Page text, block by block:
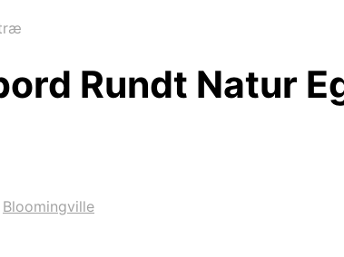
Rundt Natur
Bloomingville